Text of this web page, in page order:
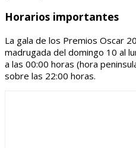
Horarios importantes
La gala de los Premios Oscar
madrugada del domingo 10 al
a las 00:00 horas (hora
sobre las 22:00 horas.